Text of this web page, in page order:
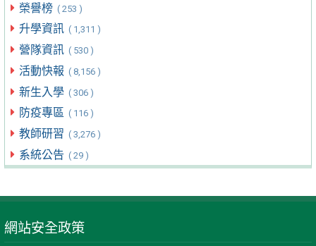
榮譽榜 ( 253 )
升學資訊 ( 1,311 )
營隊資訊 ( 530 )
活動快報 ( 8,156 )
新生入學 ( 306 )
防疫專區 ( 116 )
教師研習 ( 3,276 )
系統公告 ( 29 )
網站安全政策